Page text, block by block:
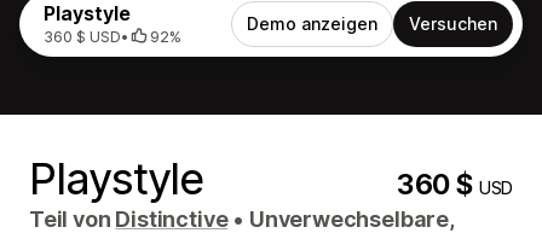
Playstyle
360 $ USD• 92%
Demo anzeigen Versuchen
Playstyle 360 $USD
Teil von Distinctive • Unverwechselbare,